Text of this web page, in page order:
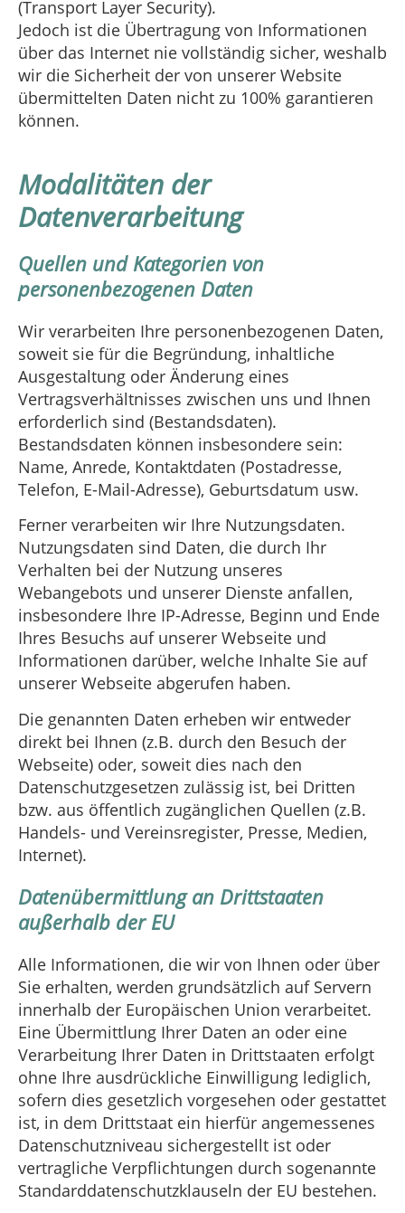
(Transport Layer Security).
Jedoch ist die Übertragung von Informationen
über das Internet nie vollständig sicher, weshalb
wir die Sicherheit der von unserer Website
übermittelten Daten nicht zu 100% garantieren
können.
Modalitäten der
Datenverarbeitung
Quellen und Kategorien von
personenbezogenen Daten
Wir verarbeiten Ihre personenbezogenen Daten,
soweit sie für die Begründung, inhaltliche
Ausgestaltung oder Änderung eines
Vertragsverhältnisses zwischen uns und Ihnen
erforderlich sind (Bestandsdaten).
Bestandsdaten können insbesondere sein:
Name, Anrede, Kontaktdaten (Postadresse,
Telefon, E-Mail-Adresse), Geburtsdatum usw.
Ferner verarbeiten wir Ihre Nutzungsdaten.
Nutzungsdaten sind Daten, die durch Ihr
Verhalten bei der Nutzung unseres
Webangebots und unserer Dienste anfallen,
insbesondere Ihre IP-Adresse, Beginn und Ende
Ihres Besuchs auf unserer Webseite und
Informationen darüber, welche Inhalte Sie auf
unserer Webseite abgerufen haben.
Die genannten Daten erheben wir entweder
direkt bei Ihnen (z.B. durch den Besuch der
Webseite) oder, soweit dies nach den
Datenschutzgesetzen zulässig ist, bei Dritten
bzw. aus öffentlich zugänglichen Quellen (z.B.
Handels- und Vereinsregister, Presse, Medien,
Internet).
Datenübermittlung an Drittstaaten
außerhalb der EU
Alle Informationen, die wir von Ihnen oder über
Sie erhalten, werden grundsätzlich auf Servern
innerhalb der Europäischen Union verarbeitet.
Eine Übermittlung Ihrer Daten an oder eine
Verarbeitung Ihrer Daten in Drittstaaten erfolgt
ohne Ihre ausdrückliche Einwilligung lediglich,
sofern dies gesetzlich vorgesehen oder gestattet
ist, in dem Drittstaat ein hierfür angemessenes
Datenschutzniveau sichergestellt ist oder
vertragliche Verpflichtungen durch sogenannte
Standarddatenschutzklauseln der EU bestehen.